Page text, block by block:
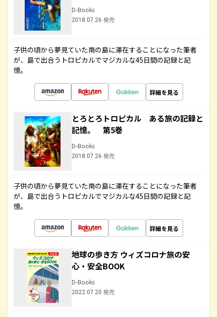
D-Books
2018.07.26 発売
子供の頃から夢見ていた南の島に滞在することになった筆者
が、島で出合うトロピカルでマジカルな45日間の記録と記
憶。
詳細を見る
とろとろトロピカル ある旅の記録と
記憶。 第5巻
D-Books
2018.07.26 発売
子供の頃から夢見ていた南の島に滞在することになった筆者
が、島で出合うトロピカルでマジカルな45日間の記録と記
憶。
詳細を見る
地球の歩き方 ウィズコロナ旅の安
心・安全BOOK
D-Books
2022.07.20 発売